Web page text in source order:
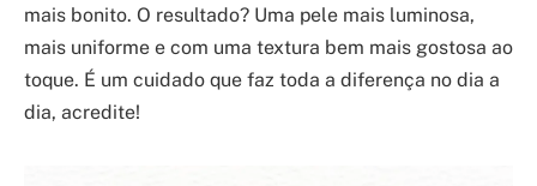
mais bonito. O resultado? Uma pele mais luminosa,
mais uniforme e com uma textura bem mais gostosa ao
toque. É um cuidado que faz toda a diferença no dia a
dia, acredite!